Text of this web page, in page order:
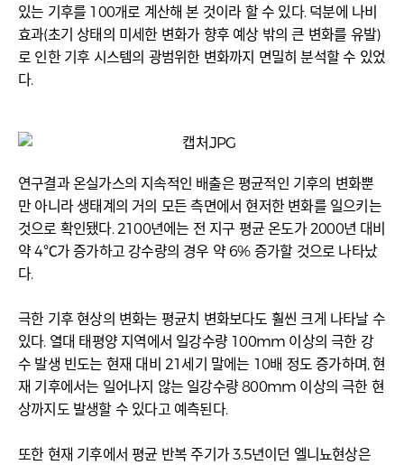
있는 기후를 100개로 계산해 본 것이라 할 수 있다. 덕분에 나비
효과(초기 상태의 미세한 변화가 향후 예상 밖의 큰 변화를 유발)
로 인한 기후 시스템의 광범위한 변화까지 면밀히 분석할 수 있었
다.
연구결과 온실가스의 지속적인 배출은 평균적인 기후의 변화뿐
만 아니라 생태계의 거의 모든 측면에서 현저한 변화를 일으키는
것으로 확인됐다. 2100년에는 전 지구 평균 온도가 2000년 대비
약 4℃가 증가하고 강수량의 경우 약 6% 증가할 것으로 나타났
다.
극한 기후 현상의 변화는 평균치 변화보다도 훨씬 크게 나타날 수
있다. 열대 태평양 지역에서 일강수량 100mm 이상의 극한 강
수 발생 빈도는 현재 대비 21세기 말에는 10배 정도 증가하며, 현
재 기후에서는 일어나지 않는 일강수량 800mm 이상의 극한 현
상까지도 발생할 수 있다고 예측된다.
또한 현재 기후에서 평균 반복 주기가 3.5년이던 엘니뇨현상은